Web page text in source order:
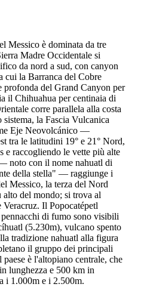
Messico è dominata da tre
Madre Occidentale si
da nord a sud, con canyon
la Barranca del Cobre
profonda del Grand Canyon per
il Chihuahua per centinaia di
corre parallela alla costa
la Fascia Vulcanica
Eje Neovolcánico —
tra le latitudini 19° e 21° Nord,
e raccogliendo le vette più alte
noto con il nome nahuatl di
della stella" — raggiunge i
Messico, la terza del Nord
del mondo; si trova al
Il Popocatépetl
di fumo sono visibili
(5.230m), vulcano spento
tradizione nahuatl alla figura
il gruppo dei principali
è l'altopiano centrale, che
lunghezza e 500 km in
i 1.000m e i 2.500m.